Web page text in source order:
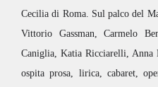
Cecilia di Roma. Sul palco del
Vittorio Gassman, Carmelo
Caniglia, Katia Ricciarelli,
ospita prosa, lirica, cabaret,